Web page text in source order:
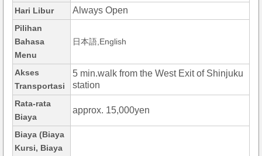
Hari Libur Always Open
Pilihan
Bahasa
Menu
日本語,English
Akses
Transportasi
5 min.walk from the West Exit of Shinjuku
station
Rata-rata
Biaya
approx. 15,000yen
Biaya (Biaya
Kursi, Biaya